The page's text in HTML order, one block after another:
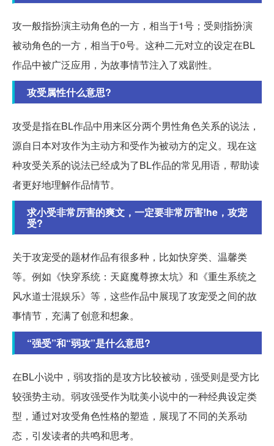
攻一般指扮演主动角色的一方，相当于1号；受则指扮演
被动角色的一方，相当于0号。这种二元对立的设定在BL
作品中被广泛应用，为故事情节注入了戏剧性。
攻受属性什么意思?
攻受是指在BL作品中用来区分两个男性角色关系的说法，
源自日本对攻作为主动方和受作为被动方的定义。现在这
种攻受关系的说法已经成为了BL作品的常见用语，帮助读
者更好地理解作品情节。
求小受非常厉害的爽文，一定要非常厉害!he，攻宠
受?
关于攻宠受的题材作品有很多种，比如快穿类、温馨类
等。例如《快穿系统：天庭魔尊撩太坑》和《重生系统之
风水道士混娱乐》等，这些作品中展现了攻宠受之间的故
事情节，充满了创意和想象。
“强受”和“弱攻”是什么意思?
在BL小说中，弱攻指的是攻方比较被动，强受则是受方比
较强势主动。弱攻强受作为耽美小说中的一种经典设定类
型，通过对攻受角色性格的塑造，展现了不同的关系动
态，引发读者的共鸣和思考。